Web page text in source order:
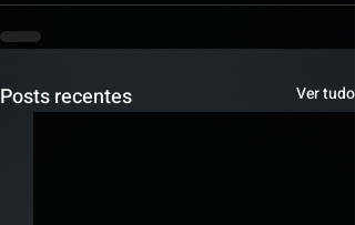
Posts recentes Ver tudo